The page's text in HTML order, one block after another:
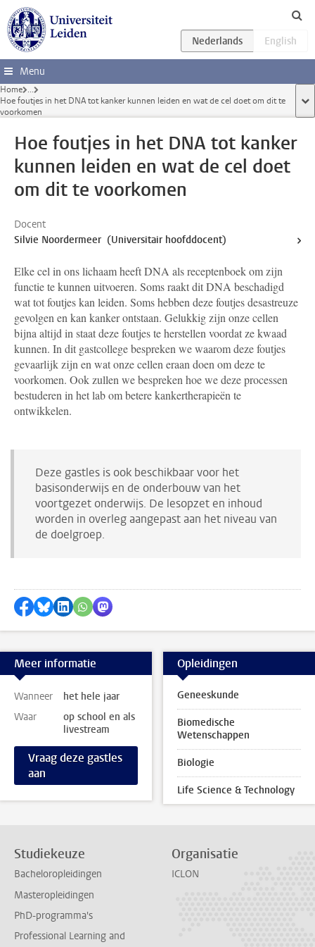
Ga direct naar de inhoud
Menu
Home ...
Hoe foutjes in het DNA tot kanker kunnen leiden en wat de cel doet om dit te
voorkomen
Hoe foutjes in het DNA tot kanker
kunnen leiden en wat de cel doet
om dit te voorkomen
Docent
Silvie Noordermeer (Universitair hoofddocent)
Elke cel in ons lichaam heeft DNA als receptenboek om zijn
functie te kunnen uitvoeren. Soms raakt dit DNA beschadigd
wat tot foutjes kan leiden. Soms hebben deze foutjes desastreuze
gevolgen en kan kanker ontstaan. Gelukkig zijn onze cellen
bijna altijd in staat deze foutjes te herstellen voordat ze kwaad
kunnen. In dit gastcollege bespreken we waarom deze foutjes
gevaarlijk zijn en wat onze cellen eraan doen om deze te
voorkomen. Ook zullen we bespreken hoe we deze processen
bestuderen in het lab om betere kankertherapieën te
ontwikkelen.
Deze gastles is ook beschikbaar voor het
basisonderwijs en de onderbouw van het
voortgezet onderwijs. De lesopzet en inhoud
worden in overleg aangepast aan het niveau van
de doelgroep.
Delen op Facebook
Delen via Bluesky
Delen op LinkedIn
Delen via WhatsApp
Delen via Mastodon
Meer informatie
Wanneer
het hele jaar
Waar
op school en als
livestream
Vraag deze gastles
aan
Opleidingen
Geneeskunde
Biomedische
Wetenschappen
Biologie
Life Science & Technology
Studiekeuze
Bacheloropleidingen
Masteropleidingen
PhD-programma's
Professional Learning and
Organisatie
ICLON